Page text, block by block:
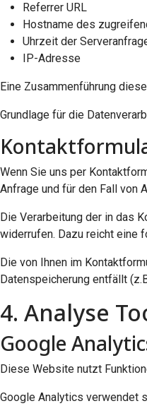
Referrer URL
Hostname des
Uhrzeit der
IP-Adresse
Eine Zusammenführung
Grundlage für die
Wenn Sie uns per
Anfrage und für den Fall von
Die Verarbeitung der in das
widerrufen. Dazu reicht eine
Die von Ihnen im
Datenspeicherung entfällt
4. Analyse
Google
Diese Website nutzt
Google Analytics verwendet